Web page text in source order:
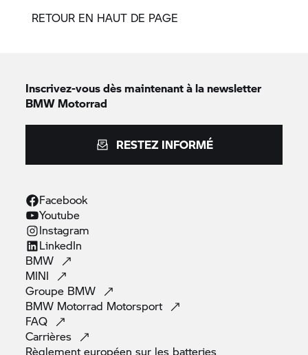
RETOUR EN HAUT DE PAGE
Inscrivez-vous dès maintenant à la newsletter
BMW Motorrad
RESTEZ INFORMÉ
Facebook
Youtube
Instagram
LinkedIn
BMW
MINI
Groupe BMW
BMW Motorrad Motorsport
FAQ
Carrières
Règlement européen sur les batteries